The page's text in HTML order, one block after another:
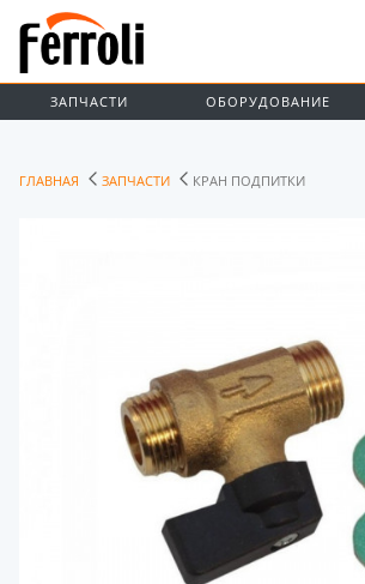
ЗАПЧАСТИ ОБОРУДОВАНИЕ
ГЛАВНАЯ ЗАПЧАСТИ КРАН ПОДПИТКИ